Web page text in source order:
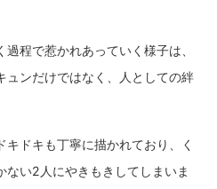
程で惹かれあっていく様子は、
ュンだけではなく、人としての絆
ドキも丁寧に描かれており、く
ない2人にやきもきしてしまいま